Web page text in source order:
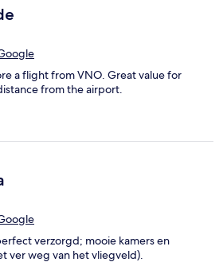
a flight from VNO. Great value for
from the airport.
verzorgd; mooie kamers en
ver weg van het vliegveld).